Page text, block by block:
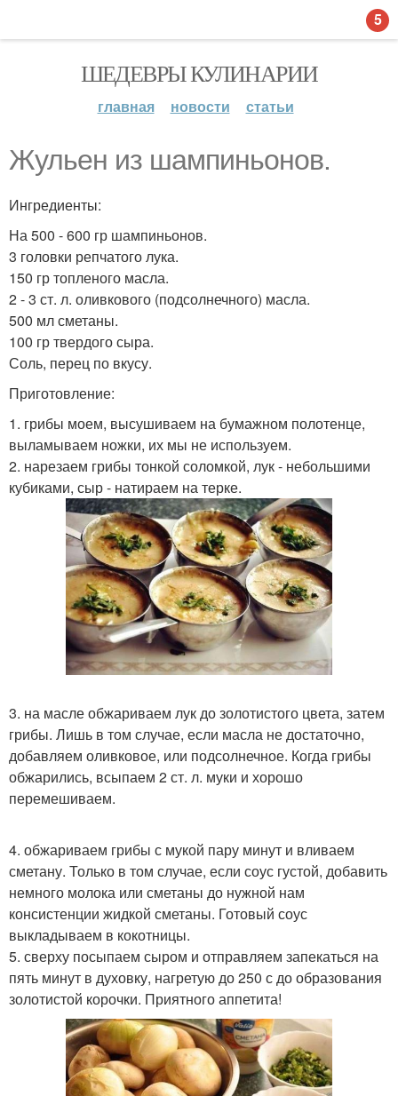
ШЕДЕВРЫ КУЛИНАРИИ
главная новости статьи
Жульен из шампиньонов.
Ингредиенты:
На 500 - 600 гр шампиньонов.
3 головки репчатого лука.
150 гр топленого масла.
2 - 3 ст. л. оливкового (подсолнечного) масла.
500 мл сметаны.
100 гр твердого сыра.
Соль, перец по вкусу.
Приготовление:
1. грибы моем, высушиваем на бумажном полотенце,
выламываем ножки, их мы не используем.
2. нарезаем грибы тонкой соломкой, лук - небольшими
кубиками, сыр - натираем на терке.
3. на масле обжариваем лук до золотистого цвета, затем
грибы. Лишь в том случае, если масла не достаточно,
добавляем оливковое, или подсолнечное. Когда грибы
обжарились, всыпаем 2 ст. л. муки и хорошо
перемешиваем.
4. обжариваем грибы с мукой пару минут и вливаем
сметану. Только в том случае, если соус густой, добавить
немного молока или сметаны до нужной нам
консистенции жидкой сметаны. Готовый соус
выкладываем в кокотницы.
5. сверху посыпаем сыром и отправляем запекаться на
пять минут в духовку, нагретую до 250 с до образования
золотистой корочки. Приятного аппетита!
5